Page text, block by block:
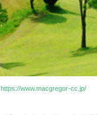
https://www.macgregor-cc.jp/